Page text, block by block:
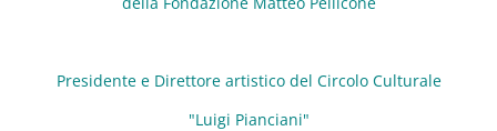
Presidente e Direttore artistico del Circolo Culturale
"Luigi Pianciani"